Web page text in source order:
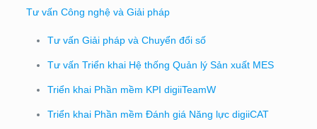
Tư vấn Công nghệ và Giải pháp
Tư vấn Giải pháp và Chuyển đổi số
Tư vấn Triển khai Hệ thống Quản lý Sản xuất MES
Triển khai Phần mềm KPI digiiTeamW
Triển khai Phần mềm Đánh giá Năng lực digiiCAT